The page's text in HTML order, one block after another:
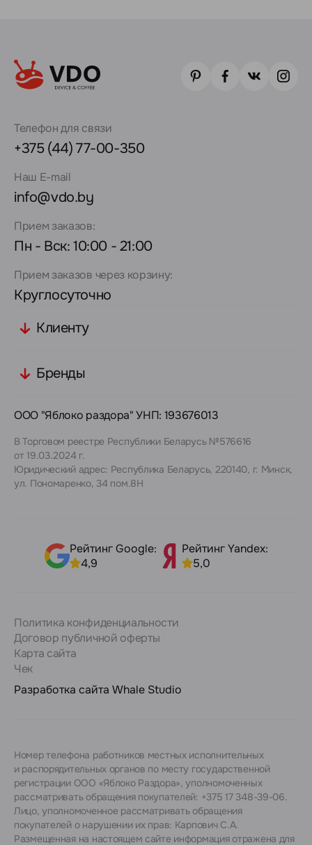
Телефон для связи
+375 (44) 77-00-350
Наш E-mail
info@vdo.by
Прием заказов:
Пн - Вск: 10:00 - 21:00
Прием заказов через корзину:
Круглосуточно
Клиенту
Бренды
ООО "Яблоко раздора" УНП: 193676013
В Торговом реестре Республики Беларусь №576616
от 19.03.2024 г.
Юридический адрес: Республика Беларусь, 220140, г. Минск,
ул. Пономаренко, 34 пом.8Н
Рейтинг Google:
4,9
Рейтинг Yandex:
5,0
Политика конфиденциальности
Договор публичной оферты
Карта сайта
Чек
Разработка сайта Whale Studio
Номер телефона работников местных исполнительных
и распорядительных органов по месту государственной
регистрации ООО «Яблоко Раздора», уполномоченных
рассматривать обращения покупателей: +375 17 348-39-06.
Лицо, уполномоченное рассматривать обращения
покупателей о нарушении их прав: Карпович С.А.
Размещенная на настоящем сайте информация отражена для